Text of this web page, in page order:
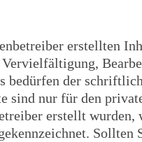
erstellten
bedürfen der
sind nur für den
erstellt wurden,
Sollten